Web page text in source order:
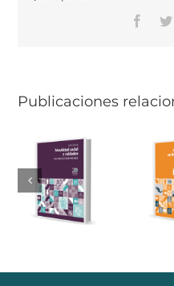
Publicaciones